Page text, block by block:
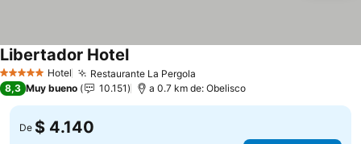
5 Estrellas Hotel Restaurante La Pergola
Libertador Hotel
8,3 Muy bueno 10.151 a 0.7 km de: Obelisco
De $ 4.140